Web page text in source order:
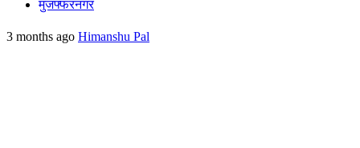
मुजफ्फरनगर
3 months ago Himanshu Pal